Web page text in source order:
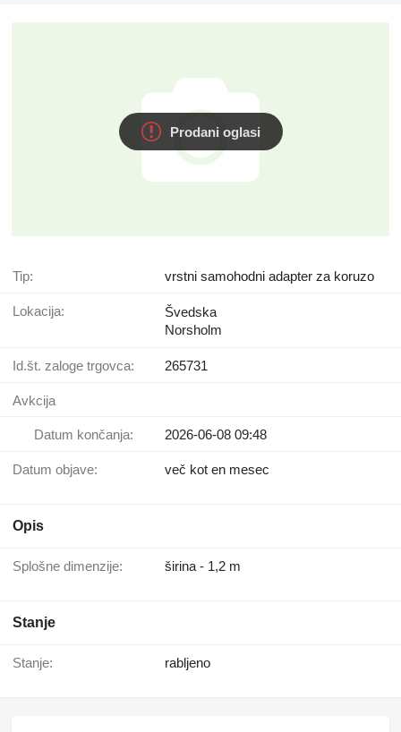
Prodani oglasi
Tip: vrstni samohodni adapter za koruzo
Lokacija:
Švedska
Norsholm
Id.št. zaloge trgovca: 265731
Avkcija
Datum končanja: 2026-06-08 09:48
Datum objave: več kot en mesec
Opis
Splošne dimenzije: širina - 1,2 m
Stanje
Stanje: rabljeno